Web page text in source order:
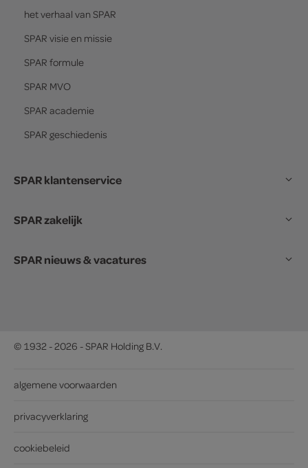
het verhaal van SPAR
SPAR visie en missie
SPAR formule
SPAR MVO
SPAR academie
SPAR geschiedenis
SPAR klantenservice
SPAR zakelijk
SPAR nieuws & vacatures
© 1932 - 2026 - SPAR Holding B.V.
algemene voorwaarden
privacyverklaring
cookiebeleid